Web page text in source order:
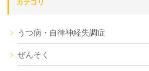
カテゴリ
うつ病・自律神経失調症
ぜんそく